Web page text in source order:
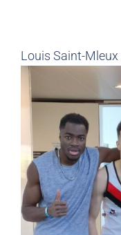
Louis Saint-Mleux